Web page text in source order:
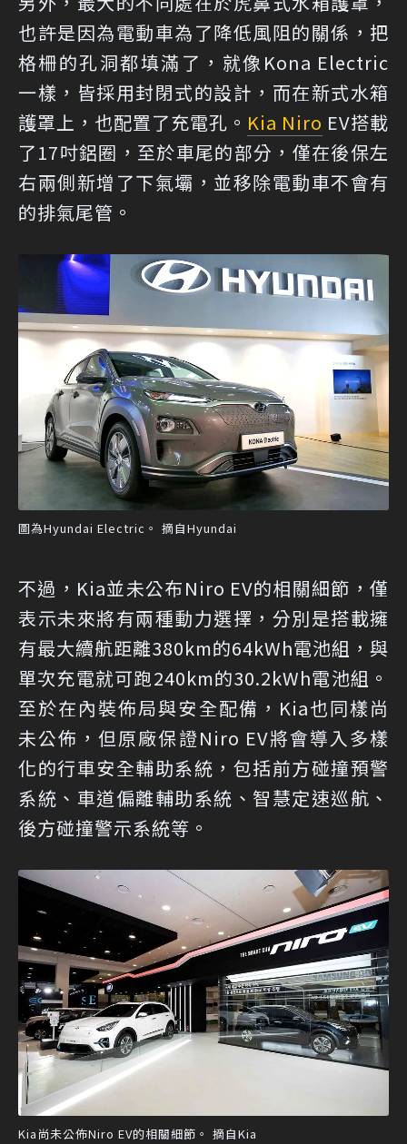
也許是因為電動車為了降低風阻的關係，把
格柵的孔洞都填滿了，就像Kona Electric
一樣，皆採用封閉式的設計，而在新式水箱
護罩上，也配置了充電孔。 Kia Niro EV搭載
了17吋鋁圈，至於車尾的部分，僅在後保左
右兩側新增了下氣壩，並移除電動車不會有
的排氣尾管。
圖為Hyundai Electric。 摘自Hyundai
不過，Kia並未公布Niro EV的相關細節，僅
表示未來將有兩種動力選擇，分別是搭載擁
有最大續航距離380km的64kWh電池組，與
單次充電就可跑240km的30.2kWh電池組。
至於在內裝佈局與安全配備，Kia也同樣尚
未公佈，但原廠保證Niro EV將會導入多樣
化的行車安全輔助系統，包括前方碰撞預警
系統、車道偏離輔助系統、智慧定速巡航、
後方碰撞警示系統等。
Kia尚未公佈Niro EV的相關細節。 摘自Kia